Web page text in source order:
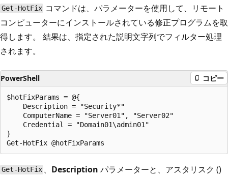
Get-HotFix コマンドは、パラメーターを使用して、リモート
コンピューターにインストールされている修正プログラムを取
得します。 結果は、指定された説明文字列でフィルター処理
されます。
PowerShell コピー
$hotFixParams = @{
    Description = "Security*"
    ComputerName = "Server01", "Server02"
    Credential = "Domain01\admin01"
}
Get-HotFix 、 Description パラメーターと、アスタリスク ()